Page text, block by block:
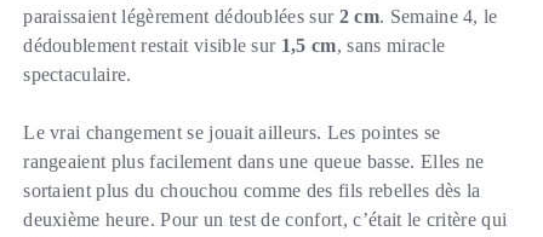
paraissaient légèrement dédoublées sur 2 cm. Semaine 4, le
dédoublement restait visible sur 1,5 cm, sans miracle
spectaculaire.
Le vrai changement se jouait ailleurs. Les pointes se
rangeaient plus facilement dans une queue basse. Elles ne
sortaient plus du chouchou comme des fils rebelles dès la
deuxième heure. Pour un test de confort, c’était le critère qui